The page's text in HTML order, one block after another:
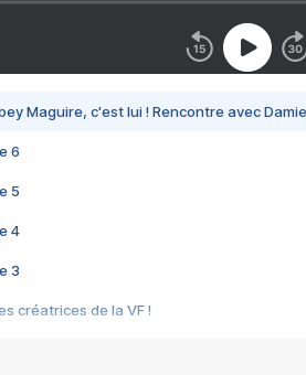
Maguire, c'est lui ! Rencontre avec
6
5
4
3
créatrices de la VF !